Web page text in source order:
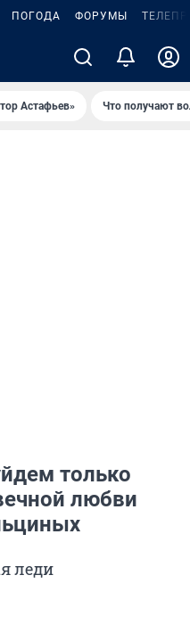
ПОГОДА ФОРУМЫ
Астафьев» Что получают
только
любви
леди